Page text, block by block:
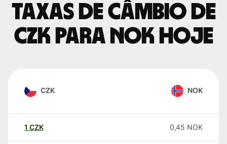
Taxas de câmbio de
CZK para NOK hoje
CZK NOK
1 CZK 0,45 NOK